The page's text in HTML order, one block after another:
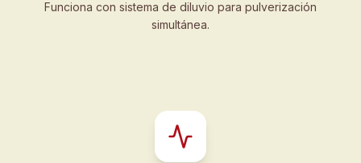
Funciona con sistema de diluvio para pulverización
simultánea.